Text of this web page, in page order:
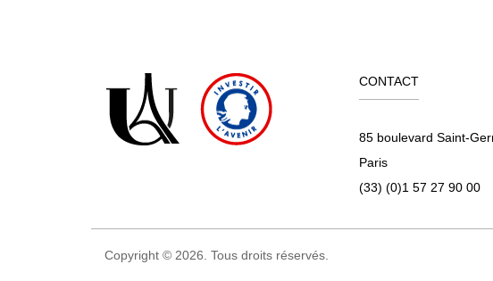
CONTACT
85 boulevard Saint-
Paris
(33) (0)1 57 27 90 00
Copyright © 2026. Tous droits réservés.